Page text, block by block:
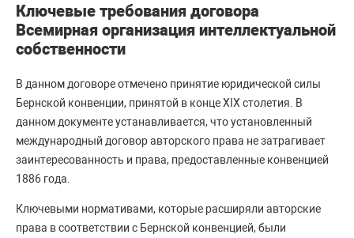
Ключевые требования договора
Всемирная организация интеллектуальной
собственности
В данном договоре отмечено принятие юридической силы
Бернской конвенции, принятой в конце XIX столетия. В
данном документе устанавливается, что установленный
международный договор авторского права не затрагивает
заинтересованность и права, предоставленные конвенцией
1886 года.
Ключевыми нормативами, которые расширяли авторские
права в соответствии с Бернской конвенцией, были